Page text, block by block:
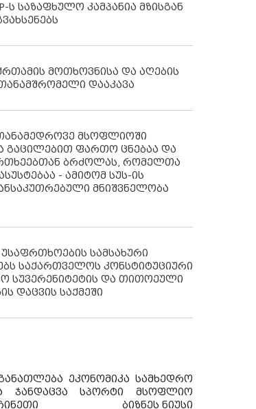
ს საზაფხულო კამპანია მზისგან
მოთხოვნისა და აღების
დააკავა
მსოფლიოში
გაცილებით ფართო ცნებაა და
ბრძოლას, რომელთა
- ამიტომ სუს-ის
მნიშვნელობა
სამსახური
საქართველოს კონსტიტუციური
სუვერენიტეტის და თითოეული
დაცვის საქმეში
ეკონომიკა სამხედრო
ჯანდაცვა სპორტი
მსოფლიო
ბიზნეს ნიუსი